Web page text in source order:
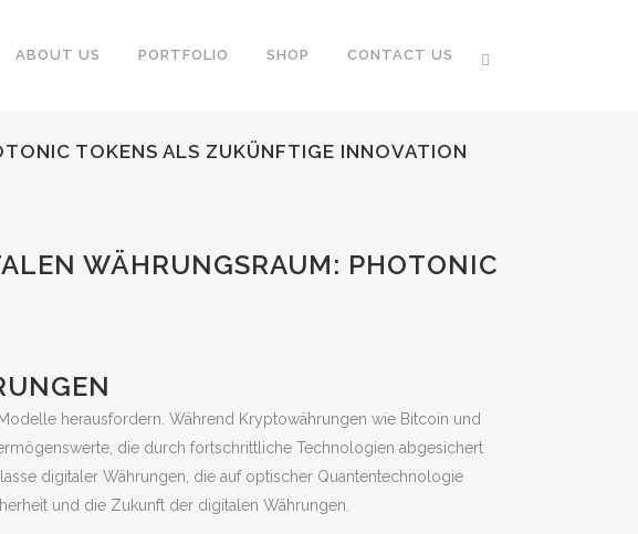
ABOUT US PORTFOLIO SHOP CONTACT US
TOKENS ALS ZUKÜNFTIGE INNOVATION
WÄHRUNGSRAUM: PHOTONIC
herausfordern. Während Kryptowährungen wie Bitcoin und
die durch fortschrittliche Technologien abgesichert
digitaler Währungen, die auf optischer Quantentechnologie
und die Zukunft der digitalen Währungen.